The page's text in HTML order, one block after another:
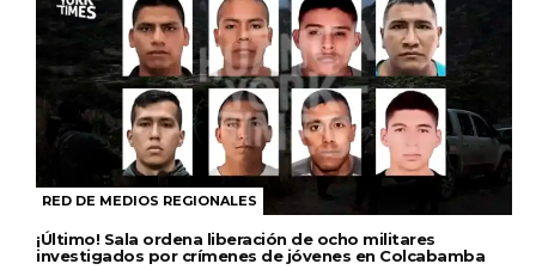
RED DE MEDIOS REGIONALES
¡Último! Sala ordena liberación de ocho militares
investigados por crímenes de jóvenes en Colcabamba